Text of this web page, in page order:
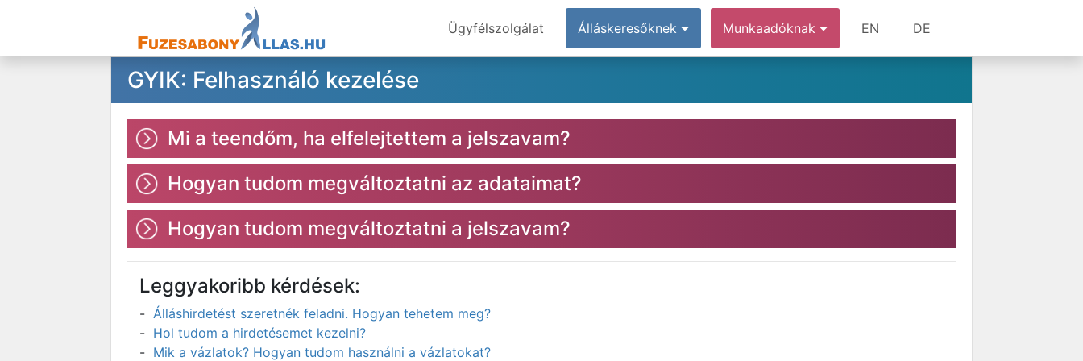
Ügyfélszolgálat Álláskeresőknek Munkaadóknak EN DE
GYIK: Felhasználó kezelése
Mi a teendőm, ha elfelejtettem a jelszavam?
Hogyan tudom megváltoztatni az adataimat?
Hogyan tudom megváltoztatni a jelszavam?
Leggyakoribb kérdések:
Álláshirdetést szeretnék feladni. Hogyan tehetem meg?
Hol tudom a hirdetésemet kezelni?
Mik a vázlatok? Hogyan tudom használni a vázlatokat?